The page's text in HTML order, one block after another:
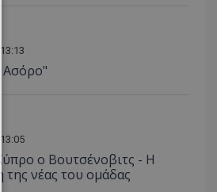
Ασόρο"
ο Βουτσένοβιτς - Η
της νέας του ομάδας